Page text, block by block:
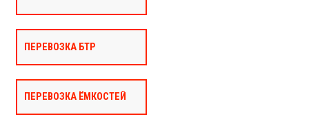
ПЕРЕВОЗКА БТР
ПЕРЕВОЗКА ЁМКОСТЕЙ